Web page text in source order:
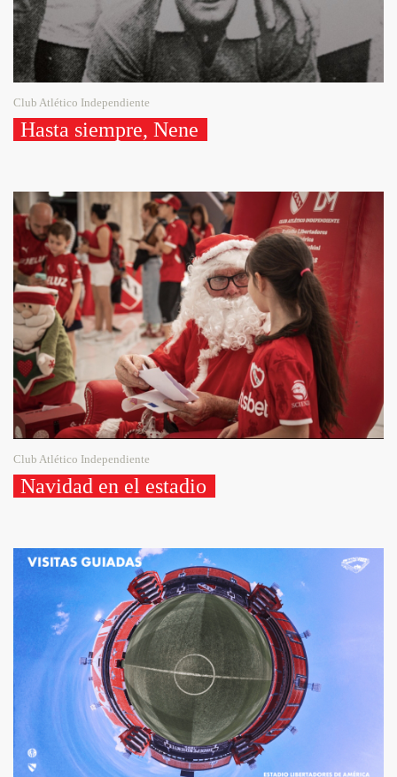
Club Atlético Independiente
Hasta siempre, Nene
Club Atlético Independiente
Navidad en el estadio